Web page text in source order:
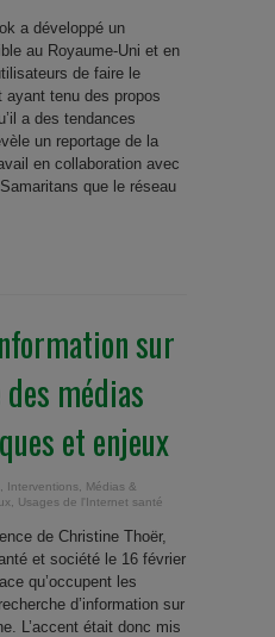
a développé un
au Royaume-Uni et en
de faire le
ayant tenu des propos
a des tendances
un reportage de la
en collaboration avec
que le réseau
sur
des médias
et enjeux
Interventions
Médias &
Usages de l'Internet santé
de Christine Thoër,
et société le 16 février
qu’occupent les
d’information sur
L’accent était donc mis